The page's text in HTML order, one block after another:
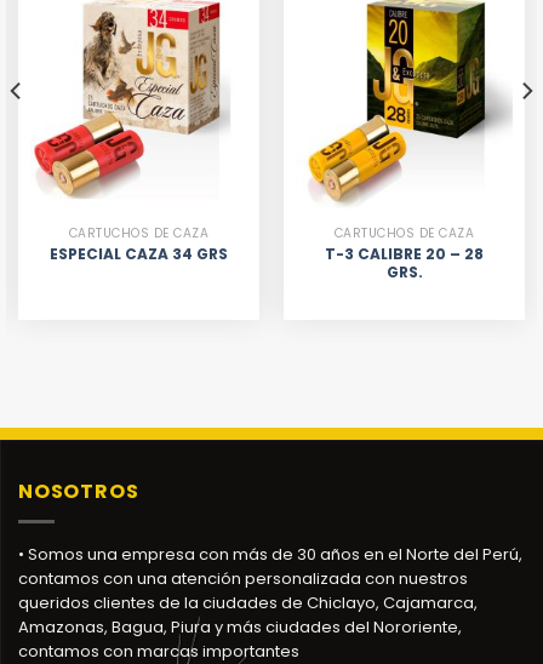
CARTUCHOS DE CAZA
ESPECIAL CAZA 34 GRS
CARTUCHOS DE CAZA
T-3 CALIBRE 20 – 28
GRS.
NOSOTROS
• Somos una empresa con más de 30 años en el Norte del Perú,
contamos con una atención personalizada con nuestros
queridos clientes de la ciudades de Chiclayo, Cajamarca,
Amazonas, Bagua, Piura y más ciudades del Nororiente,
contamos con marcas importantes